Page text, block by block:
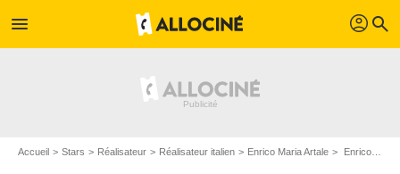
menu profil search
Accueil Stars Réalisateur Réalisateur italien Enrico Maria Artale Enrico Maria Artale : Films et séries online